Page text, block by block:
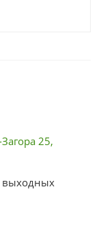
25,
выходных